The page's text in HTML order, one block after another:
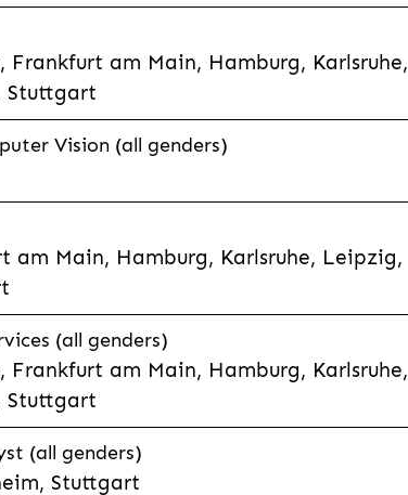
Frankfurt am Main, Hamburg, Karlsruhe,
Stuttgart
Vision (all genders)
am Main, Hamburg, Karlsruhe, Leipzig,
(all genders)
Frankfurt am Main, Hamburg, Karlsruhe,
Stuttgart
(all genders)
Stuttgart